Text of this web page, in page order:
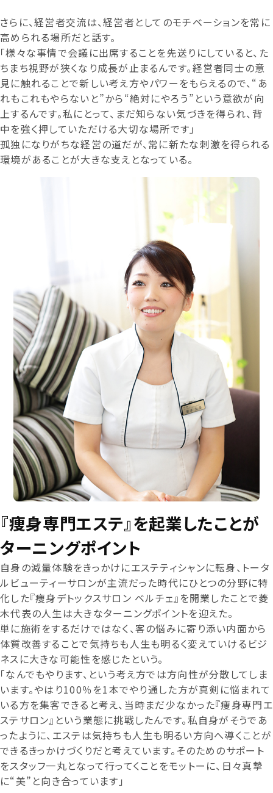
さらに、経営者交流は、経営者としてのモチベーションを常に
高められる場所だと話す。
「様々な事情で会議に出席することを先送りにしていると、た
ちまち視野が狭くなり成長が止まるんです。経営者同士の意
見に触れることで新しい考え方やパワーをもらえるので、“あ
れもこれもやらないと”から“絶対にやろう”という意欲が向
上するんです。私にとって、まだ知らない気づきを得られ、背
中を強く押していただける大切な場所です」
孤独になりがちな経営の道だが、常に新たな刺激を得られる
環境があることが大きな支えとなっている。
『痩身専門エステ』を起業したことが
ターニングポイント
自身の減量体験をきっかけにエステティシャンに転身、トータ
ルビューティーサロンが主流だった時代にひとつの分野に特
化した『痩身デトックスサロン ベルチェ』を開業したことで菱
木代表の人生は大きなターニングポイントを迎えた。
単に施術をするだけではなく、客の悩みに寄り添い内面から
体質改善することで気持ちも人生も明るく変えていけるビジ
ネスに大きな可能性を感じたという。
「なんでもやります、という考え方では方向性が分散してしま
います。やはり100％を1本でやり通した方が真剣に悩まれて
いる方を集客できると考え、当時まだ少なかった『痩身専門エ
ステサロン』という業態に挑戦したんです。私自身がそうであ
ったように、エステは気持ちも人生も明るい方向へ導くことが
できるきっかけづくりだと考えています。そのためのサポート
をスタッフ一丸となって行ってくことをモットーに、日々真摯
に“美”と向き合っています」